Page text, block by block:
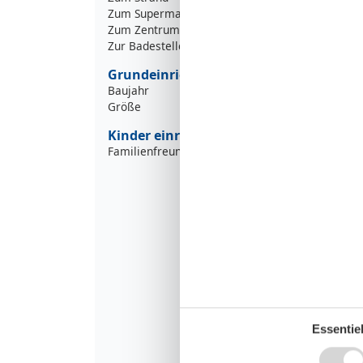
Zum Supermarkt
Zum Zentrum
Zur Badestelle/Gewässer
Grundeinrichtungen
Baujahr
Größe
Kinder einrichtungen
Familienfreundlich